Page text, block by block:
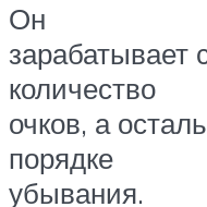
Он
зарабатывает
количество
очков, а
порядке
убывания.